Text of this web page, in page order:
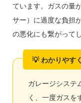
ています。ガスの量
サー）に過度な負担
の悪化にも繋がって
ガレージシステ
く、一度ガスを